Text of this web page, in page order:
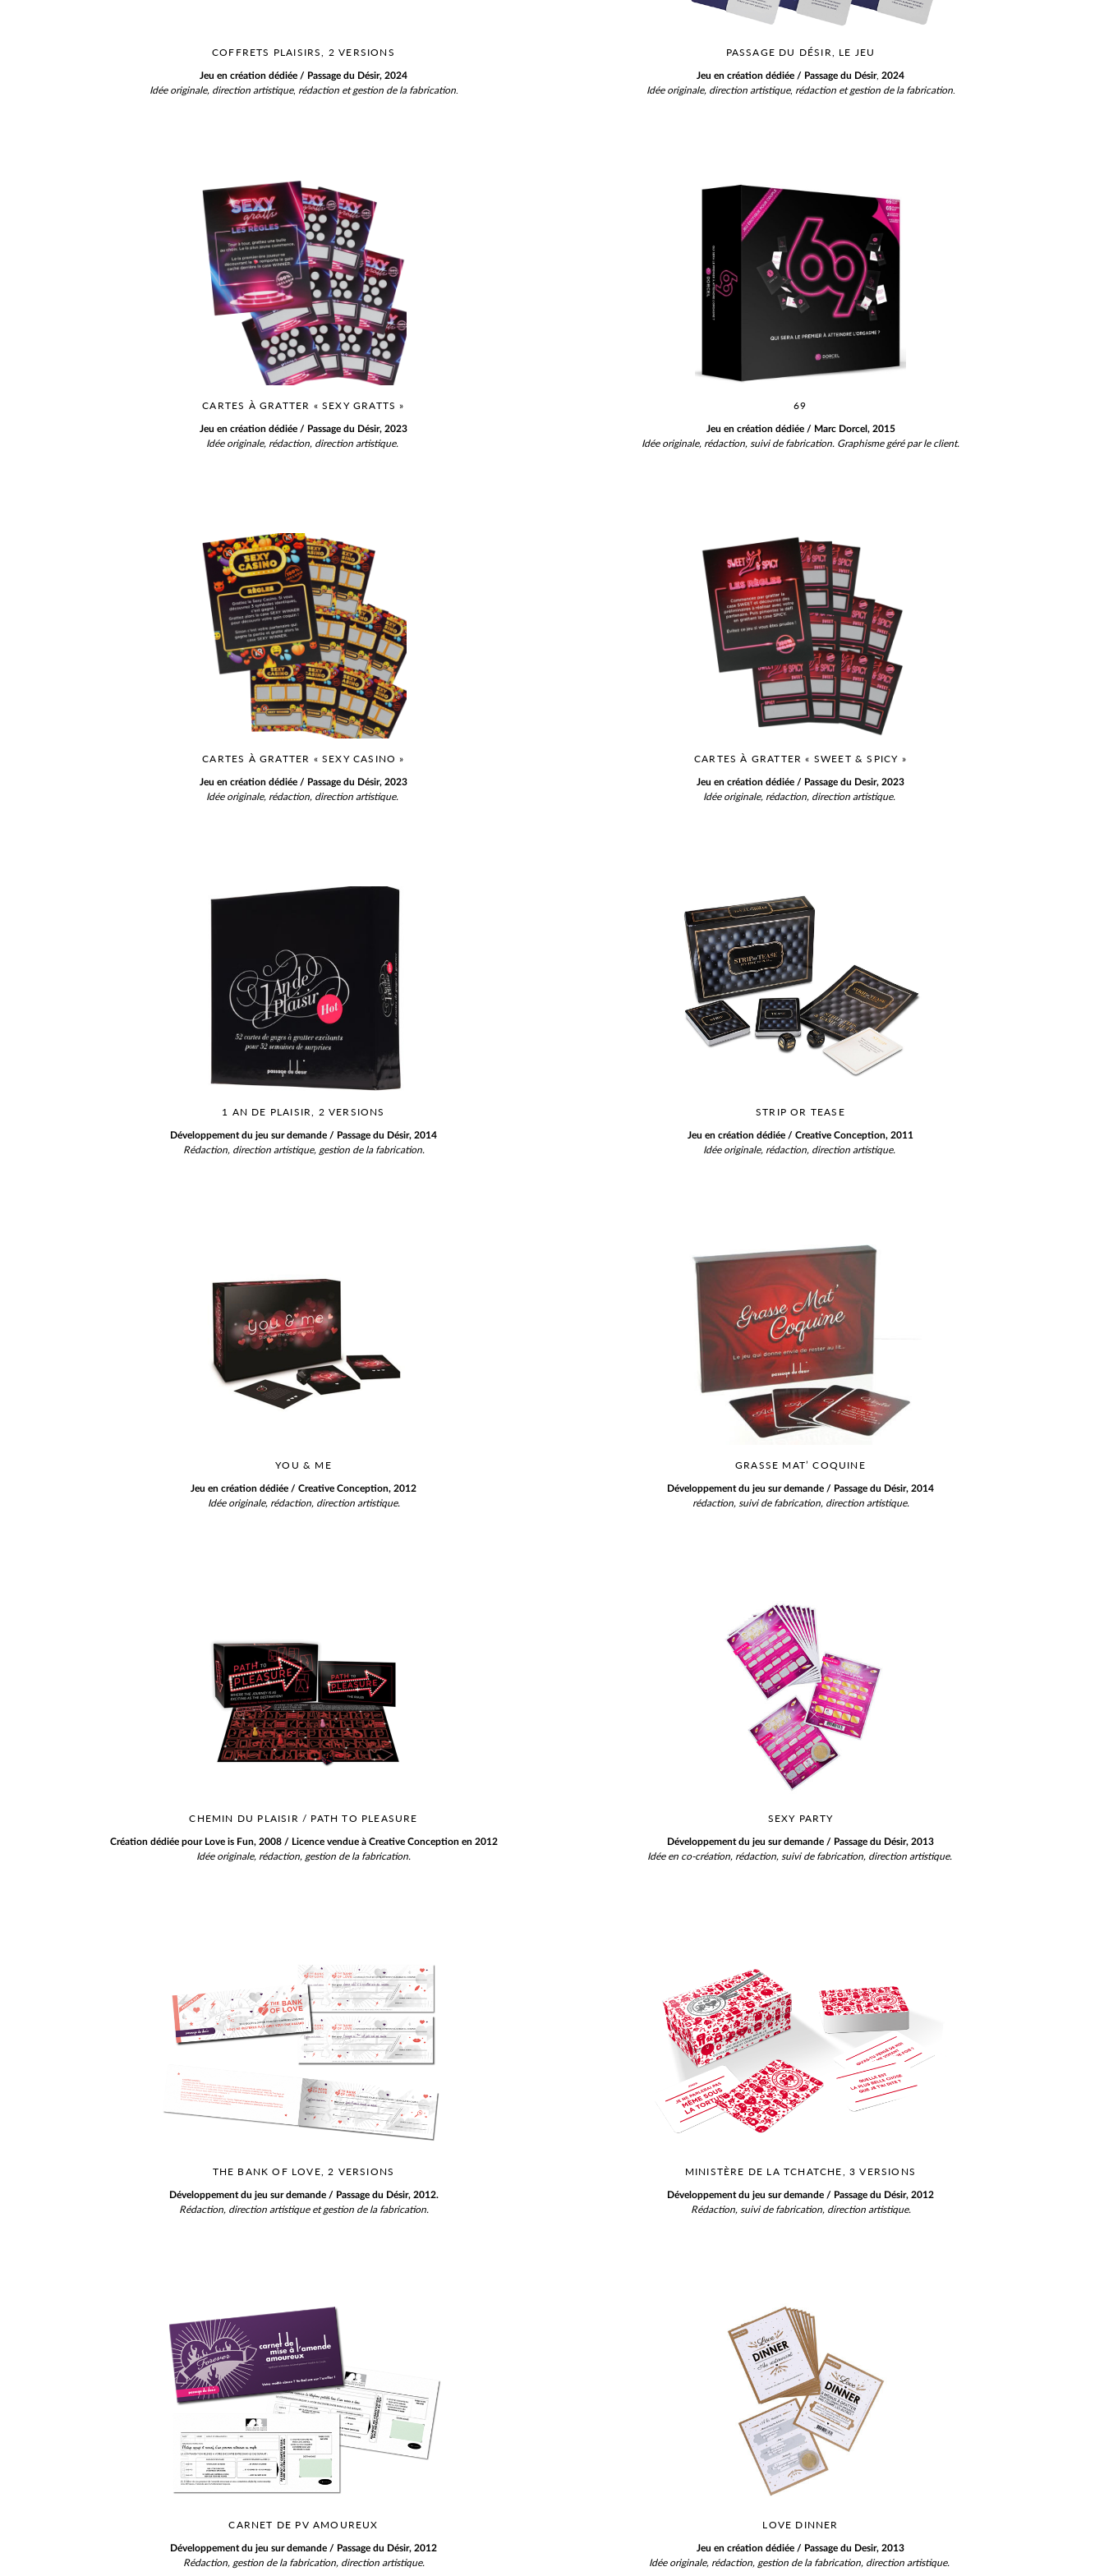
COFFRETS PLAISIRS, 2 VERSIONS
Jeu en création dédiée / Passage du Désir, 2024
Idée originale, direction artistique, rédaction et gestion de la fabrication.
PASSAGE DU DÉSIR, LE JEU
Jeu en création dédiée / Passage du Désir, 2024
Idée originale, direction artistique, rédaction et gestion de la fabrication.
CARTES À GRATTER « SEXY GRATTS »
Jeu en création dédiée / Passage du Désir, 2023
Idée originale, rédaction, direction artistique.
69
Jeu en création dédiée / Marc Dorcel, 2015
Idée originale, rédaction, suivi de fabrication. Graphisme géré par le client.
CARTES À GRATTER « SEXY CASINO »
Jeu en création dédiée / Passage du Désir, 2023
Idée originale, rédaction, direction artistique.
CARTES À GRATTER « SWEET & SPICY »
Jeu en création dédiée / Passage du Desir, 2023
Idée originale, rédaction, direction artistique.
1 AN DE PLAISIR, 2 VERSIONS
Développement du jeu sur demande / Passage du Désir, 2014
Rédaction, direction artistique, gestion de la fabrication.
STRIP OR TEASE
Jeu en création dédiée / Creative Conception, 2011
Idée originale, rédaction, direction artistique.
YOU & ME
Jeu en création dédiée / Creative Conception, 2012
Idée originale, rédaction, direction artistique.
GRASSE MAT’ COQUINE
Développement du jeu sur demande / Passage du Désir, 2014
rédaction, suivi de fabrication, direction artistique.
CHEMIN DU PLAISIR / PATH TO PLEASURE
Création dédiée pour Love is Fun, 2008 / Licence vendue à Creative Conception en 2012
Idée originale, rédaction, gestion de la fabrication.
SEXY PARTY
Développement du jeu sur demande / Passage du Désir, 2013
Idée en co-création, rédaction, suivi de fabrication, direction artistique.
THE BANK OF LOVE, 2 VERSIONS
Développement du jeu sur demande / Passage du Désir, 2012.
Rédaction, direction artistique et gestion de la fabrication.
MINISTÈRE DE LA TCHATCHE, 3 VERSIONS
Développement du jeu sur demande / Passage du Désir, 2012
Rédaction, suivi de fabrication, direction artistique.
CARNET DE PV AMOUREUX
Développement du jeu sur demande / Passage du Désir, 2012
Rédaction, gestion de la fabrication, direction artistique.
LOVE DINNER
Jeu en création dédiée / Passage du Desir, 2013
Idée originale, rédaction, gestion de la fabrication, direction artistique.